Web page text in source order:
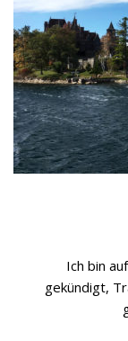
Ich bin
gekündigt,